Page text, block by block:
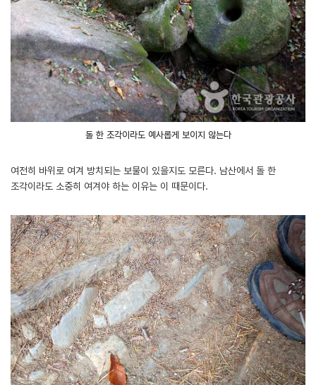
돌 한 조각이라도 예사롭게 보이지 않는다
여전히 바위로 여겨 방치되는 보물이 있을지도 모른다. 남산에서 돌 한
조각이라도 소중히 여겨야 하는 이유는 이 때문이다.